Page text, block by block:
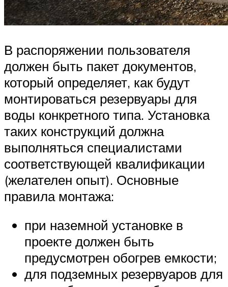
В распоряжении пользователя
должен быть пакет документов,
который определяет, как будут
монтироваться резервуары для
воды конкретного типа. Установка
таких конструкций должна
выполняться специалистами
соответствующей квалификации
(желателен опыт). Основные
правила монтажа:
при наземной установке в
проекте должен быть
предусмотрен обогрев емкости;
для подземных резервуаров для